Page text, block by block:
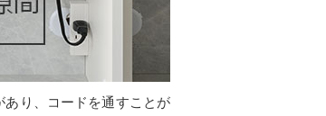
り、コードを通すことが